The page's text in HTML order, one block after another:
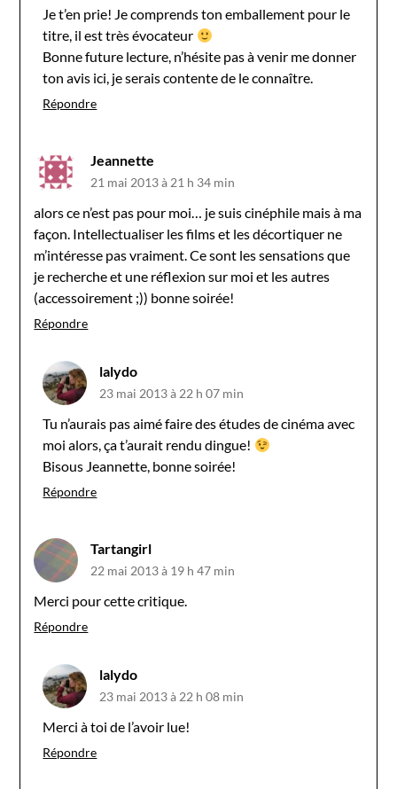
Je t’en prie! Je comprends ton emballement pour le
titre, il est très évocateur
Bonne future lecture, n’hésite pas à venir me donner
ton avis ici, je serais contente de le connaître.
Répondre
Jeannette
21 mai 2013 à 21 h 34 min
alors ce n’est pas pour moi… je suis cinéphile mais à ma
façon. Intellectualiser les films et les décortiquer ne
m’intéresse pas vraiment. Ce sont les sensations que
je recherche et une réflexion sur moi et les autres
(accessoirement ;)) bonne soirée!
Répondre
lalydo
23 mai 2013 à 22 h 07 min
Tu n’aurais pas aimé faire des études de cinéma avec
moi alors, ça t’aurait rendu dingue!
Bisous Jeannette, bonne soirée!
Répondre
Tartangirl
22 mai 2013 à 19 h 47 min
Merci pour cette critique.
Répondre
lalydo
23 mai 2013 à 22 h 08 min
Merci à toi de l’avoir lue!
Répondre